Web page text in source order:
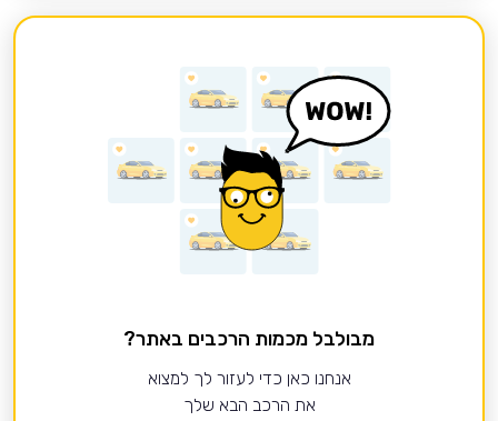
מבולבל מכמות הרכבים באתר?
אנחנו כאן כדי לעזור לך למצוא
את הרכב הבא שלך